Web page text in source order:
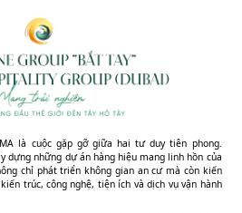
là cuộc gặp gỡ giữa hai tư duy tiên phong.
dựng những dự án hàng hiệu mang linh hồn của
chỉ phát triển không gian an cư mà còn kiến
trúc, công nghệ, tiện ích và dịch vụ vận hành